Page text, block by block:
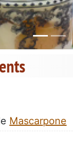
Mascarpone